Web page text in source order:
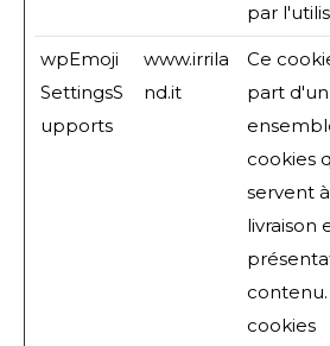
par
wpEmoji
SettingsS
upports
www.irrila
nd.it
Ce
part d'un
cookies
servent
livraison
contenu.
cookies